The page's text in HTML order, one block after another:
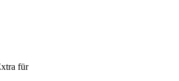
für